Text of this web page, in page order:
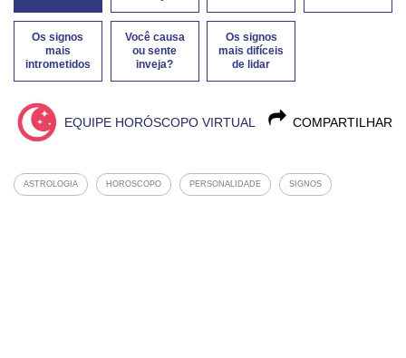
Os signos
mais
intrometidos
Você causa
ou sente
inveja?
Os signos
mais difíceis
de lidar
COMPARTILHAR
EQUIPE HORÓSCOPO VIRTUAL
ASTROLOGIA HOROSCOPO PERSONALIDADE SIGNOS